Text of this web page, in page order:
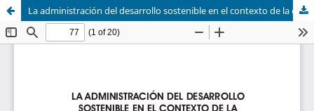
La administración del desarrollo sostenible en el contexto de la economía social de mercado